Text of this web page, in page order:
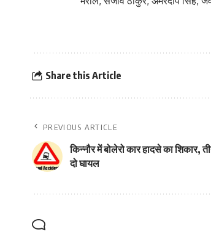
Share this Article
PREVIOUS ARTICLE
किन्नौर में बोलेरो कार हादसे का शिकार,
दो घायल